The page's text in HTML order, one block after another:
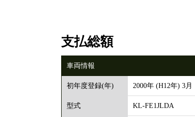
支払総額
車両情報
初年度登録(年) 2000年 (H12年) 3月
型式 KL-FE1JLDA